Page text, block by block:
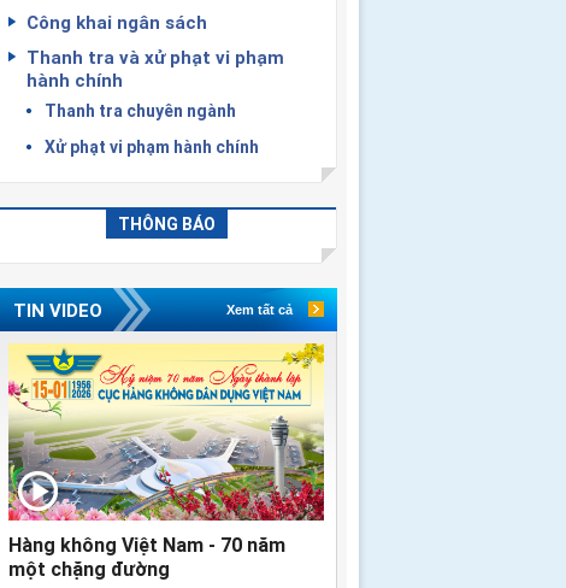
Công khai ngân sách
Thanh tra và xử phạt vi phạm
hành chính
Thanh tra chuyên ngành
Xử phạt vi phạm hành chính
THÔNG BÁO
TIN VIDEO Xem tất cả
Hàng không Việt Nam - 70 năm
một chặng đường